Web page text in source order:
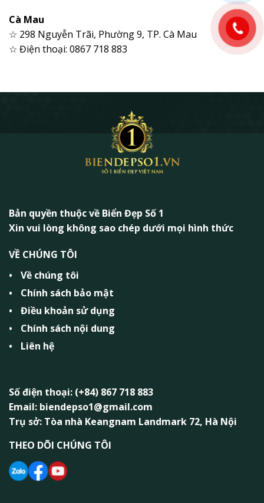
Cà Mau
☆ 298 Nguyễn Trãi, Phường 9, TP. Cà Mau
☆ Điện thoại: 0867 718 883
Bản quyền thuộc về Biển Đẹp Số 1
Xin vui lòng không sao chép dưới mọi hình thức
VỀ CHÚNG TÔI
Về chúng tôi
Chính sách bảo mật
Điều khoản sử dụng
Chính sách nội dung
Liên hệ
Số điện thoại: (+84) 867 718 883
Email: biendepso1@gmail.com
Trụ sở: Tòa nhà Keangnam Landmark 72, Hà Nội
THEO DÕI CHÚNG TÔI